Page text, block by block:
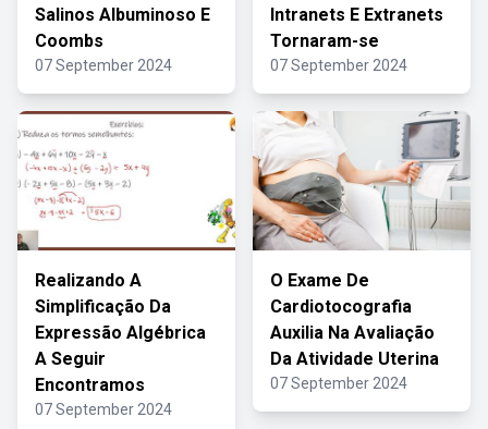
Salinos Albuminoso E
Coombs
07 September 2024
Intranets E Extranets
Tornaram-se
07 September 2024
Realizando A
Simplificação Da
Expressão Algébrica
A Seguir
Encontramos
07 September 2024
O Exame De
Cardiotocografia
Auxilia Na Avaliação
Da Atividade Uterina
07 September 2024